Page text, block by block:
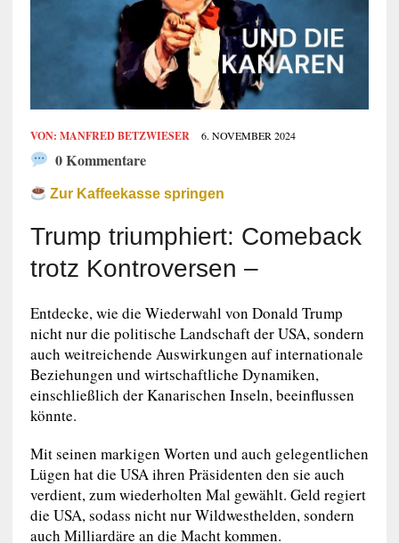
VON: MANFRED BETZWIESER 6. NOVEMBER 2024
0 Kommentare
Zur Kaffeekasse springen
Trump triumphiert: Comeback
trotz Kontroversen –
Entdecke, wie die Wiederwahl von Donald Trump
nicht nur die politische Landschaft der USA, sondern
auch weitreichende Auswirkungen auf internationale
Beziehungen und wirtschaftliche Dynamiken,
einschließlich der Kanarischen Inseln, beeinflussen
könnte.
Mit seinen markigen Worten und auch gelegentlichen
Lügen hat die USA ihren Präsidenten den sie auch
verdient, zum wiederholten Mal gewählt. Geld regiert
die USA, sodass nicht nur Wildwesthelden, sondern
auch Milliardäre an die Macht kommen.